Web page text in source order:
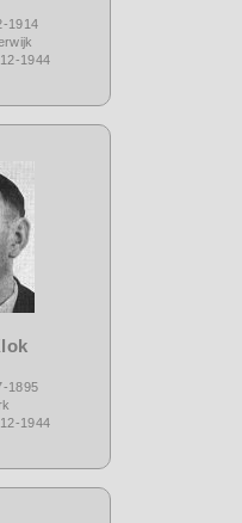
1914
1944
1895
1944